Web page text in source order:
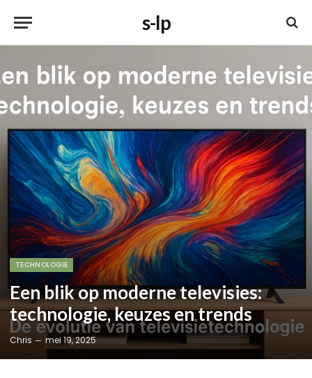
s-lp
TECHNOLOGIE
Een blik op moderne televisies:
technologie, keuzes en trends
Chris mei 19, 2025